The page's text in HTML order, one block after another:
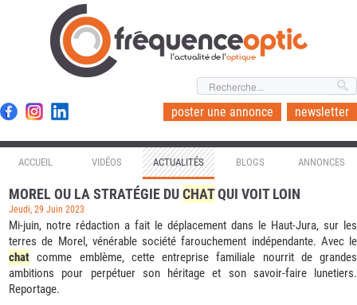
l'actualité de l'optique
poster une annonce newsletter
ACCUEIL VIDÉOS ACTUALITÉS BLOGS ANNONCES
MOREL OU LA STRATÉGIE DUCHATQUI VOIT LOIN
Jeudi, 29 Juin 2023
Mi-juin, notre rédaction a fait le déplacement dans le Haut-Jura, sur les
terres de Morel, vénérable société farouchement indépendante. Avec le
chat comme emblème, cette entreprise familiale nourrit de grandes
ambitions pour perpétuer son héritage et son savoir-faire lunetiers.
Reportage.